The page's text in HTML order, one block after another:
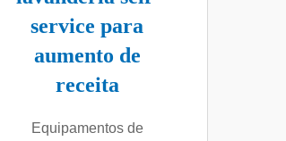
service para
aumento de
receita
Equipamentos de